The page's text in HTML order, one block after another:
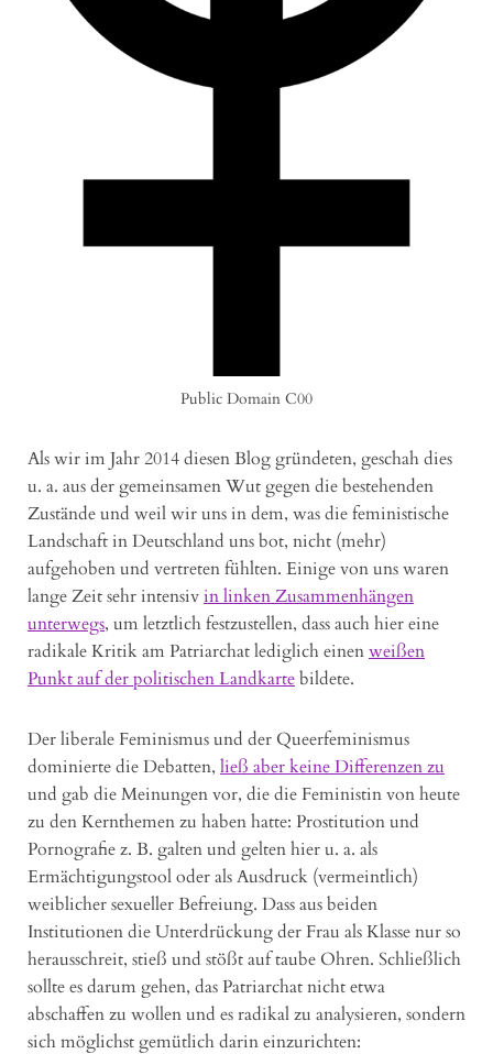
Public Domain C00
Als wir im Jahr 2014 diesen Blog gründeten, geschah dies
u. a. aus der gemeinsamen Wut gegen die bestehenden
Zustände und weil wir uns in dem, was die feministische
Landschaft in Deutschland uns bot, nicht (mehr)
aufgehoben und vertreten fühlten. Einige von uns waren
lange Zeit sehr intensivin linken Zusammenhängen
unterwegs, um letztlich festzustellen, dass auch hier eine
radikale Kritik am Patriarchat lediglich einenweißen
Punkt auf der politischen Landkartebildete.
Der liberale Feminismus und der Queerfeminismus
dominierte die Debatten, ließ aber keine Differenzen zu
und gab die Meinungen vor, die die Feministin von heute
zu den Kernthemen zu haben hatte: Prostitution und
Pornografie z. B. galten und gelten hier u. a. als
Ermächtigungstool oder als Ausdruck (vermeintlich)
weiblicher sexueller Befreiung. Dass aus beiden
Institutionen die Unterdrückung der Frau als Klasse nur so
herausschreit, stieß und stößt auf taube Ohren. Schließlich
sollte es darum gehen, das Patriarchat nicht etwa
abschaffen zu wollen und es radikal zu analysieren, sondern
sich möglichst gemütlich darin einzurichten: